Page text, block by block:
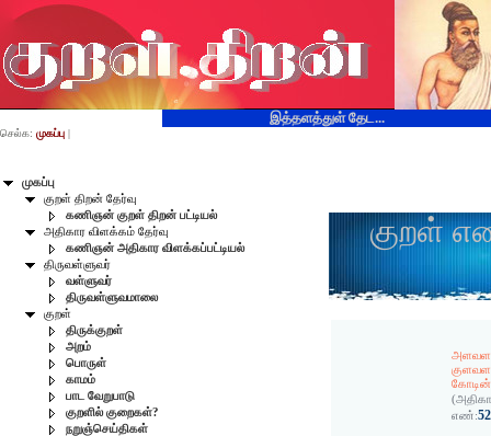
இத்தளத்துள் தேட...
முகப்பு
குறள் திறன் தேர்வு
கணிஞன் குறள் திறன் பட்டியல்
அதிகார விளக்கம் தேர்வு
கணிஞன் அதிகார விளக்கப்பட்டியல்
திருவள்ளுவர்
வள்ளுவர்
திருவள்ளுவமாலை
குறள்
திருக்குறள்
அறம்
பொருள்
காமம்
பாட வேறுபாடு
குறளில் குறைகள்?
நறுஞ்செய்திகள்
செல்க: முகப்பு |
குறள்
எண்: